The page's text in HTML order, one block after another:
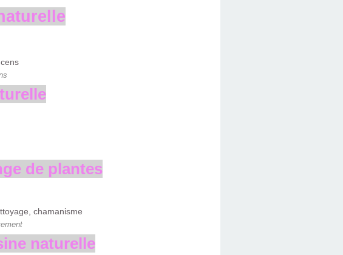
de plantes
naturelle